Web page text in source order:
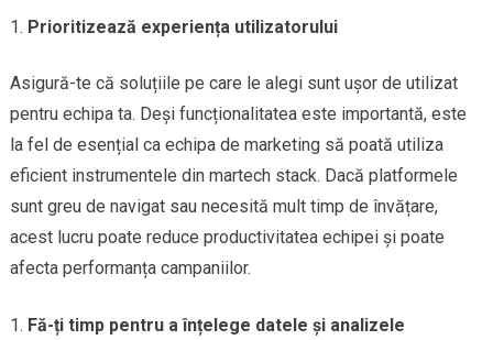
Prioritizează experiența utilizatorului
Asigură-te că soluțiile pe care le alegi sunt ușor de utilizat
pentru echipa ta. Deși funcționalitatea este importantă, este
la fel de esențial ca echipa de marketing să poată utiliza
eficient instrumentele din martech stack. Dacă platformele
sunt greu de navigat sau necesită mult timp de învățare,
acest lucru poate reduce productivitatea echipei și poate
afecta performanța campaniilor.
Fă-ți timp pentru a înțelege datele și analizele